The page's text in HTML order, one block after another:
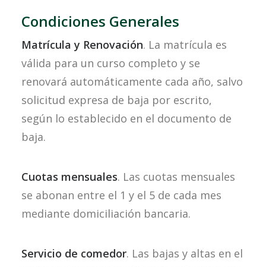
Condiciones Generales
Matrícula y Renovación. La matrícula es
válida para un curso completo y se
renovará automáticamente cada año, salvo
solicitud expresa de baja por escrito,
según lo establecido en el documento de
baja.
Cuotas mensuales. Las cuotas mensuales
se abonan entre el 1 y el 5 de cada mes
mediante domiciliación bancaria.
Servicio de comedor. Las bajas y altas en el